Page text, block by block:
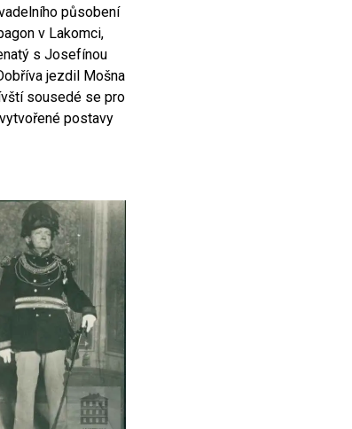
působení
v Lakomci,
s Josefínou
jezdil Mošna
sousedé se pro
postavy